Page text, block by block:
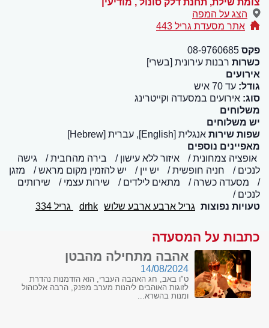
צומת שילת, תחנת דלק סונול , מודיעין
הצג על המפה
אתר מסעדת גריל 443
פקס 08-9760685
כשרות רבנות עירונית [בשרי]
אירועים
גודל: עד 70 איש
סוג: אירועים במסעדה וקייטרינג
משלוחים
יש משלוחים
שפות שירות אנגלית [English], עברית [Hebrew]
מאפיינים נוספים
אופציה צמחונית
איזור ללא עישון בירה מהחבית
גישה
לנכים
חניה חופשית יש יין יש להזמין מקום מראש
מזגן
מסעדה כשרה
מתאים לילדים שירות עצמי
שירותים
לנכים
טעויות נפוצות גריל ארבע ארבע שלוש drhk גריל 334
כתבות על המסעדה
אהבה מתחילה מהבטן
14/08/2024
ט"ו באב, חג האהבה העברי, הוא הזדמנות נהדרת
לזוגות האוהבים ליהנות מערב מפנק, הרבה אלכוהול
ומנות בהשרא...